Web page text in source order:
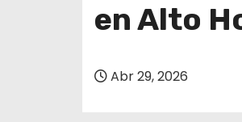
en Alto
Abr 29, 2026